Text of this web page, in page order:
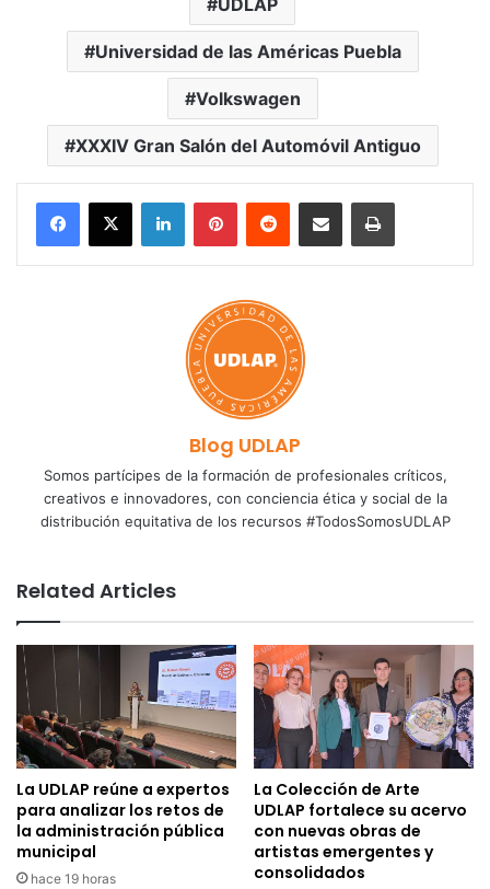
UDLAP
Universidad de las Américas Puebla
Volkswagen
XXXIV Gran Salón del Automóvil Antiguo
LinkedInPinterestReddit Share via Email Print
Blog UDLAP
Somos partícipes de la formación de profesionales críticos,
creativos e innovadores, con conciencia ética y social de la
distribución equitativa de los recursos #TodosSomosUDLAP
Related Articles
La UDLAP reúne a expertos
para analizar los retos de
la administración pública
municipal
hace 19 horas
La Colección de Arte
UDLAP fortalece su acervo
con nuevas obras de
artistas emergentes y
consolidados